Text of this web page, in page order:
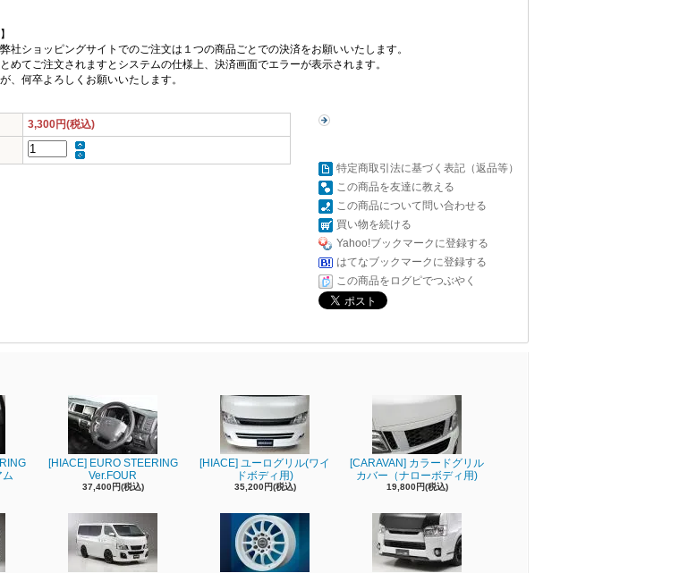
社ショッピングサイトでのご注文は１つの商品ごとでの決済をお願いいたします。
めてご注文されますとシステムの仕様上、決済画面でエラーが表示されます。
、何卒よろしくお願いいたします。
3,300円(税込)
特定商取引法に基づく表記（返品等）
この商品を友達に教える
この商品について問い合わせる
買い物を続ける
Yahoo!ブックマークに登録する
はてなブックマークに登録する
この商品をログピでつぶやく
ム
[HIACE] EURO STEERING
Ver.FOUR
37,400円(税込)
[HIACE] ユーログリル(ワイ
ドボディ用)
35,200円(税込)
[CARAVAN] カラードグリル
カバー（ナローボディ用)
19,800円(税込)